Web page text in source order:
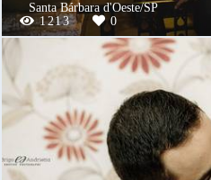
Santa Bárbara d'Oeste/SP
1213
0